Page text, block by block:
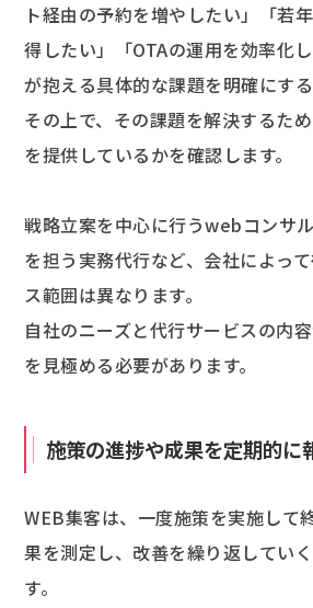
ト経由の予約を増やしたい」「若
得したい」「OTAの運用を効率化
が抱える具体的な課題を明確にする
その上で、その課題を解決するた
を提供しているかを確認します。
戦略立案を中心に行うwebコンサ
を担う実務代行など、会社によっ
ス範囲は異なります。
自社のニーズと代行サービスの内
を見極める必要があります。
施策の進捗や成果を定期的に
WEB集客は、一度施策を実施して
果を測定し、改善を繰り返してい
す。